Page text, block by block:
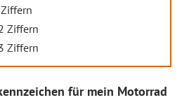
Ziffern
Ziffern
für mein Motorrad